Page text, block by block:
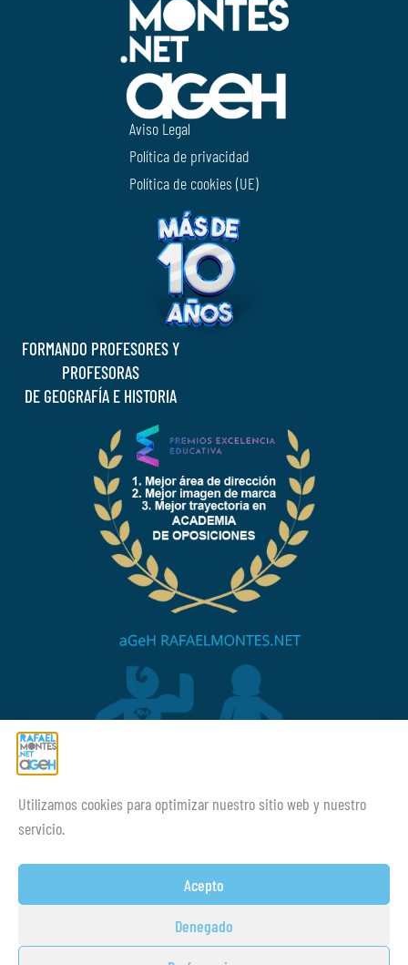
Utilizamos cookies para optimizar nuestro sitio web y nuestro
servicio.
Acepto
Denegado
Aviso Legal
Política de privacidad
Política de cookies (UE)
FORMANDO PROFESORES Y
PROFESORAS
DE GEOGRAFÍA E HISTORIA
¡¡Mucho ánimo siempre!